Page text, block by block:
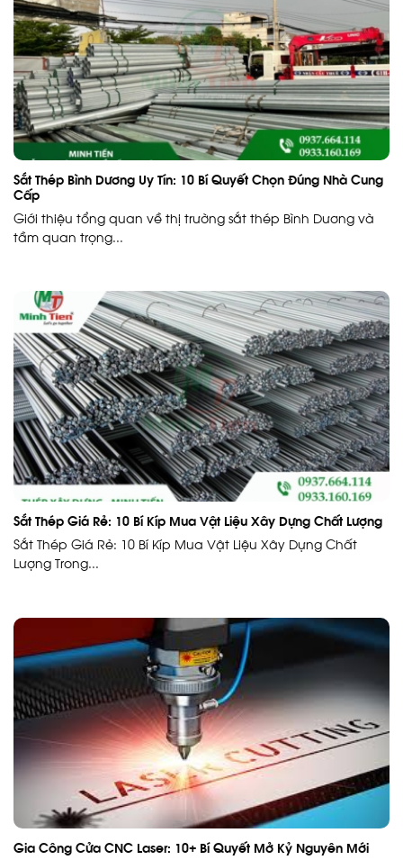
Sắt Thép Bình Dương Uy Tín: 10 Bí Quyết Chọn Đúng Nhà Cung
Cấp
Giới thiệu tổng quan về thị trường sắt thép Bình Dương và
tầm quan trọng...
Sắt Thép Giá Rẻ: 10 Bí Kíp Mua Vật Liệu Xây Dựng Chất Lượng
Sắt Thép Giá Rẻ: 10 Bí Kíp Mua Vật Liệu Xây Dựng Chất
Lượng Trong...
Gia Công Cửa CNC Laser: 10+ Bí Quyết Mở Kỷ Nguyên Mới